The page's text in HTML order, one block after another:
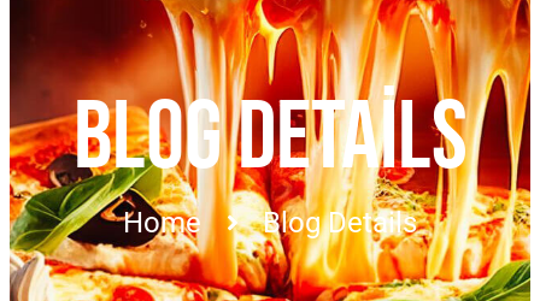
BLOG DETAILS
Home Blog Details